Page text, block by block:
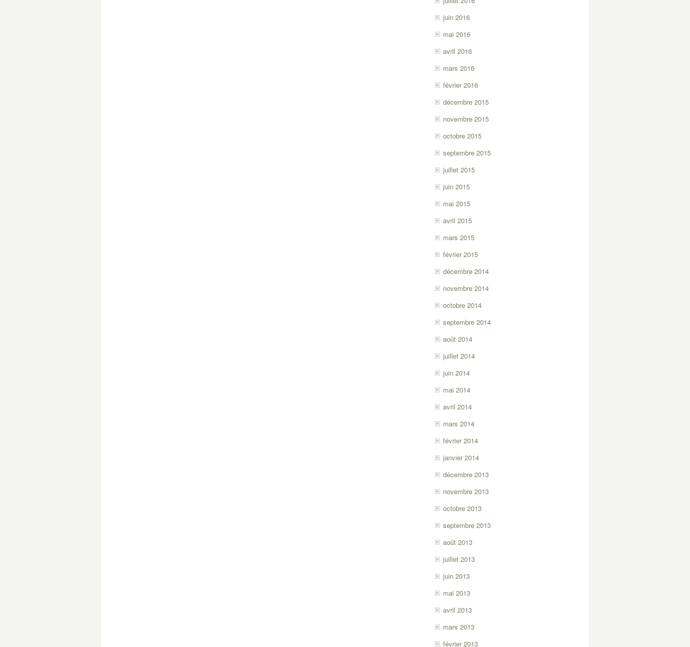
juin 2016
mai 2016
avril 2016
mars 2016
février 2016
décembre 2015
novembre 2015
octobre 2015
septembre 2015
juillet 2015
juin 2015
mai 2015
avril 2015
mars 2015
février 2015
décembre 2014
novembre 2014
octobre 2014
septembre 2014
août 2014
juillet 2014
juin 2014
mai 2014
avril 2014
mars 2014
février 2014
janvier 2014
décembre 2013
novembre 2013
octobre 2013
septembre 2013
août 2013
juillet 2013
juin 2013
mai 2013
avril 2013
mars 2013
février 2013